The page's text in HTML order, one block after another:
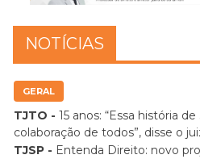
NOTÍCIAS
GERAL
TJTO - 15 anos: “Essa história
colaboração de todos”, disse o
TJSP - Entenda Direito: novo